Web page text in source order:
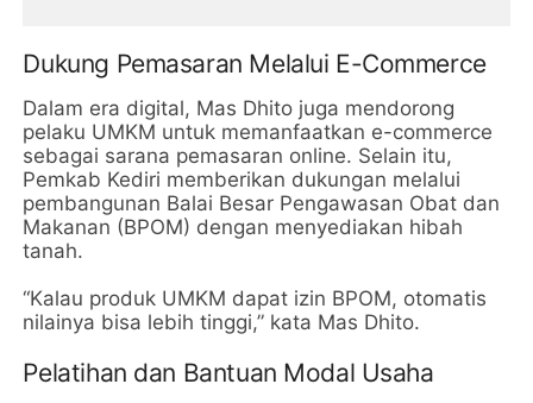
Dukung Pemasaran Melalui E-Commerce
Dalam era digital, Mas Dhito juga mendorong
pelaku UMKM untuk memanfaatkan e-commerce
sebagai sarana pemasaran online. Selain itu,
Pemkab Kediri memberikan dukungan melalui
pembangunan Balai Besar Pengawasan Obat dan
Makanan (BPOM) dengan menyediakan hibah
tanah.
“Kalau produk UMKM dapat izin BPOM, otomatis
nilainya bisa lebih tinggi,” kata Mas Dhito.
Pelatihan dan Bantuan Modal Usaha